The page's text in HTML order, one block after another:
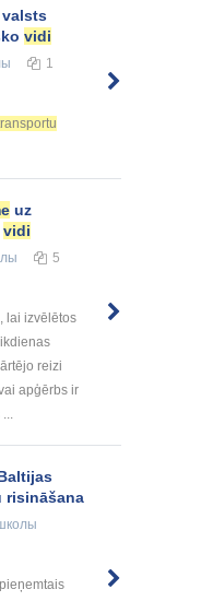
valsts
vidi
1
uz
vidi
5
lai izvēlētos
reizi
apģērbs ir
risināšana